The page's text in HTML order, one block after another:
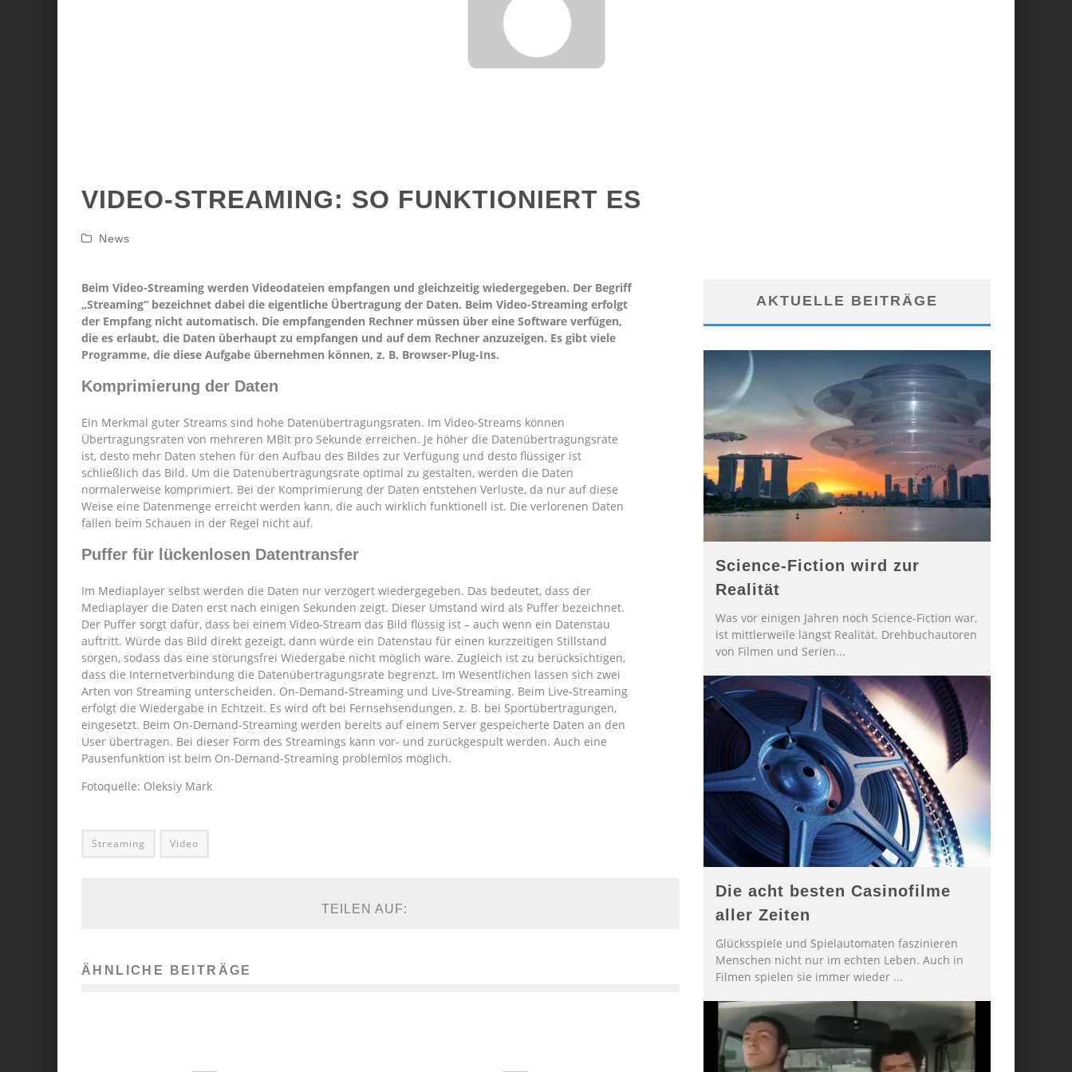
VIDEO-STREAMING: SO FUNKTIONIERT ES
News
Beim Video-Streaming werden Videodateien empfangen und gleichzeitig wiedergegeben. Der Begriff
„Streaming“ bezeichnet dabei die eigentliche Übertragung der Daten. Beim Video-Streaming erfolgt
der Empfang nicht automatisch. Die empfangenden Rechner müssen über eine Software verfügen,
die es erlaubt, die Daten überhaupt zu empfangen und auf dem Rechner anzuzeigen. Es gibt viele
Programme, die diese Aufgabe übernehmen können, z. B. Browser-Plug-Ins.
Komprimierung der Daten
Ein Merkmal guter Streams sind hohe Datenübertragungsraten. Im Video-Streams können
Übertragungsraten von mehreren MBit pro Sekunde erreichen. Je höher die Datenübertragungsrate
ist, desto mehr Daten stehen für den Aufbau des Bildes zur Verfügung und desto flüssiger ist
schließlich das Bild. Um die Datenübertragungsrate optimal zu gestalten, werden die Daten
normalerweise komprimiert. Bei der Komprimierung der Daten entstehen Verluste, da nur auf diese
Weise eine Datenmenge erreicht werden kann, die auch wirklich funktionell ist. Die verlorenen Daten
fallen beim Schauen in der Regel nicht auf.
Puffer für lückenlosen Datentransfer
Im Mediaplayer selbst werden die Daten nur verzögert wiedergegeben. Das bedeutet, dass der
Mediaplayer die Daten erst nach einigen Sekunden zeigt. Dieser Umstand wird als Puffer bezeichnet.
Der Puffer sorgt dafür, dass bei einem Video-Stream das Bild flüssig ist – auch wenn ein Datenstau
auftritt. Würde das Bild direkt gezeigt, dann würde ein Datenstau für einen kurzzeitigen Stillstand
sorgen, sodass das eine störungsfrei Wiedergabe nicht möglich wäre. Zugleich ist zu berücksichtigen,
dass die Internetverbindung die Datenübertragungsrate begrenzt. Im Wesentlichen lassen sich zwei
Arten von Streaming unterscheiden. On-Demand-Streaming und Live-Streaming. Beim Live-Streaming
erfolgt die Wiedergabe in Echtzeit. Es wird oft bei Fernsehsendungen, z. B. bei Sportübertragungen,
eingesetzt. Beim On-Demand-Streaming werden bereits auf einem Server gespeicherte Daten an den
User übertragen. Bei dieser Form des Streamings kann vor- und zurückgespult werden. Auch eine
Pausenfunktion ist beim On-Demand-Streaming problemlos möglich.
Fotoquelle: Oleksiy Mark
Streaming Video
TEILEN AUF:
ÄHNLICHE BEITRÄGE
AKTUELLE BEITRÄGE
Science-Fiction wird zur
Realität
Was vor einigen Jahren noch Science-Fiction war,
ist mittlerweile längst Realität. Drehbuchautoren
von Filmen und Serien...
Die acht besten Casinofilme
aller Zeiten
Glücksspiele und Spielautomaten faszinieren
Menschen nicht nur im echten Leben. Auch in
Filmen spielen sie immer wieder ...